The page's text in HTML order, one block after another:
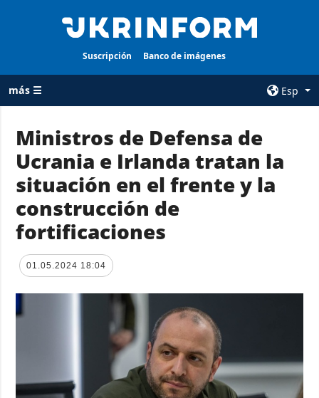
Suscripción Banco de imágenes
más ☰
Esp
TODAS LAS
CATEGORÍAS
Guerra
Reconstrucción
de Ucrania
Política
Economía
Crimen
AGENCIA
sobre la agencia
protección de
datos personales
Ministros de Defensa de
Ucrania e Irlanda tratan la
situación en el frente y la
construcción de
fortificaciones
01.05.2024 18:04